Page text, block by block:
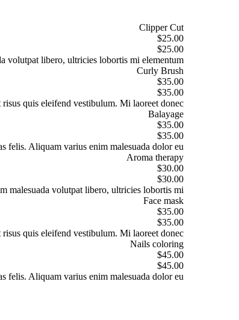
Clipper Cut
$25.00
$25.00
volutpat libero, ultricies lobortis mi elementum.
Curly Brush
$35.00
$35.00
quis eleifend vestibulum. Mi laoreet donec.
Balayage
$35.00
$35.00
felis. Aliquam varius enim malesuada dolor eu.
Aroma therapy
$30.00
$30.00
malesuada volutpat libero, ultricies lobortis mi.
Face mask
$35.00
$35.00
quis eleifend vestibulum. Mi laoreet donec.
Nails coloring
$45.00
$45.00
felis. Aliquam varius enim malesuada dolor eu.